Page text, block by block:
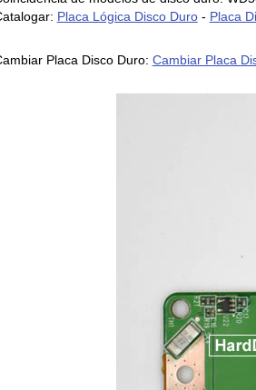
Placa Lógica Disco Duro- Placa
Placa Disco Duro: Cambiar Placa